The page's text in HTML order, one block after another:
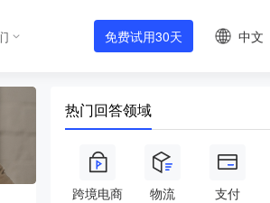
免费试用30天 中文
热门回答领域
跨境电商 物流 支付